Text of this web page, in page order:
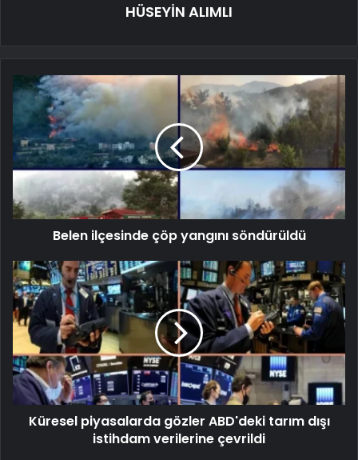
HÜSEYİN ALIMLI
Belen ilçesinde çöp yangını söndürüldü
Küresel piyasalarda gözler ABD'deki tarım dışı
istihdam verilerine çevrildi